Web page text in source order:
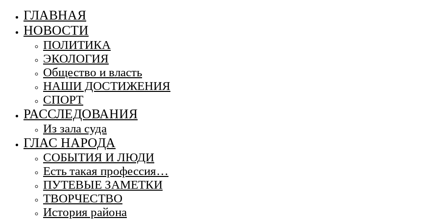
ГЛАВНАЯ
НОВОСТИ
ПОЛИТИКА
ЭКОЛОГИЯ
Общество и власть
НАШИ ДОСТИЖЕНИЯ
СПОРТ
РАССЛЕДОВАНИЯ
Из зала суда
ГЛАС НАРОДА
СОБЫТИЯ И ЛЮДИ
Есть такая профессия…
ПУТЕВЫЕ ЗАМЕТКИ
ТВОРЧЕСТВО
История района